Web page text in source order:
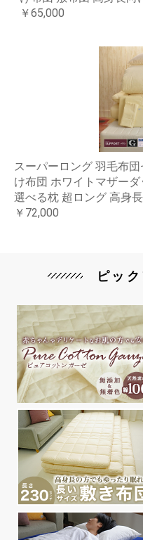
￥65,000
スーパーロング 羽毛布
け布団 ホワイトマザー
選べる枕 超ロング 高身
￥72,000
ピッ